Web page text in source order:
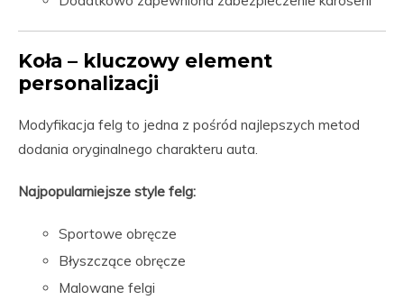
Koła – kluczowy element
personalizacji
Modyfikacja felg to jedna z pośród najlepszych metod
dodania oryginalnego charakteru auta.
Najpopularniejsze style felg:
Sportowe obręcze
Błyszczące obręcze
Malowane felgi